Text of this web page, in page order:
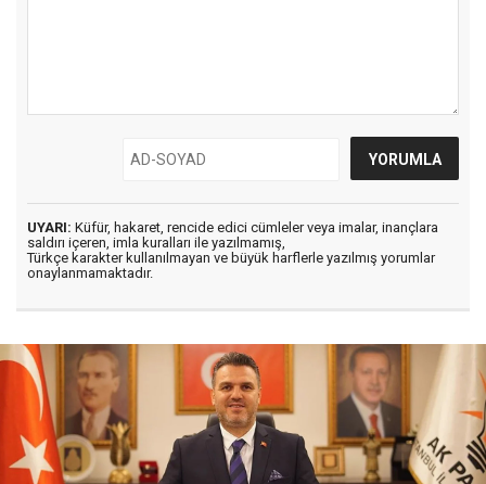
UYARI: Küfür, hakaret, rencide edici cümleler veya imalar, inançlara
saldırı içeren, imla kuralları ile yazılmamış,
Türkçe karakter kullanılmayan ve büyük harflerle yazılmış yorumlar
onaylanmamaktadır.